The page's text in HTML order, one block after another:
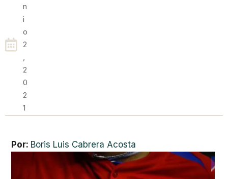
N
I
O
2
,
2
0
2
1
Por: Boris Luis Cabrera Acosta